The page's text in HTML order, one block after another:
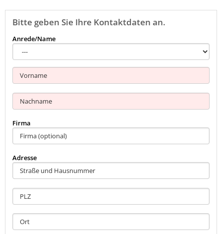
Bitte geben Sie Ihre Kontaktdaten an.
Anrede/Name
Firma
Adresse